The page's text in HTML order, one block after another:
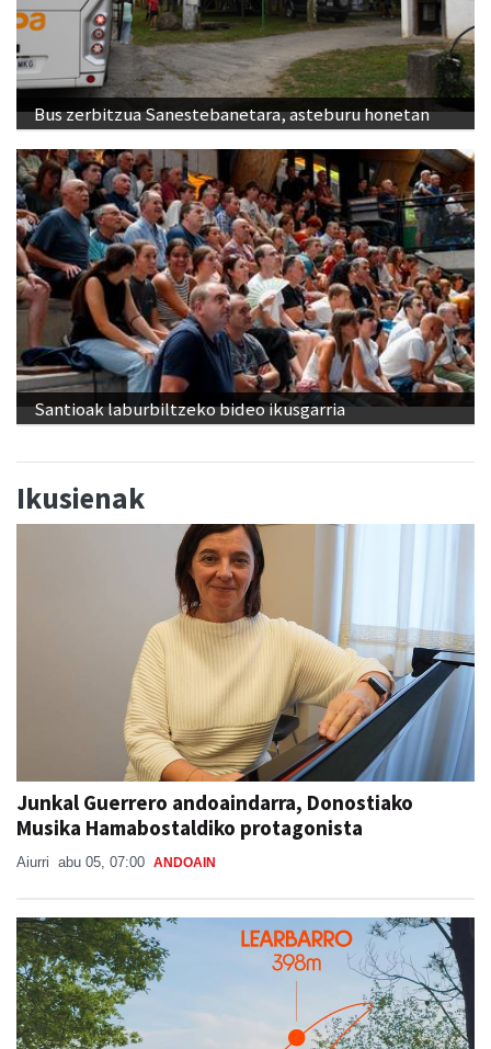
Bus zerbitzua Sanestebanetara, asteburu honetan
Santioak laburbiltzeko bideo ikusgarria
Ikusienak
Junkal Guerrero andoaindarra, Donostiako
Musika Hamabostaldiko protagonista
Aiurri abu 05, 07:00 ANDOAIN